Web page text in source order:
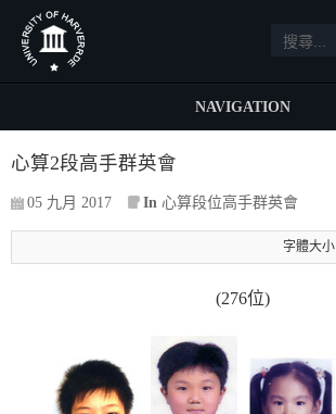
NAVIGATION
心算2段高手群英會
05 九月 2017 In 心算段位高手群英會
字體大小
(276位)